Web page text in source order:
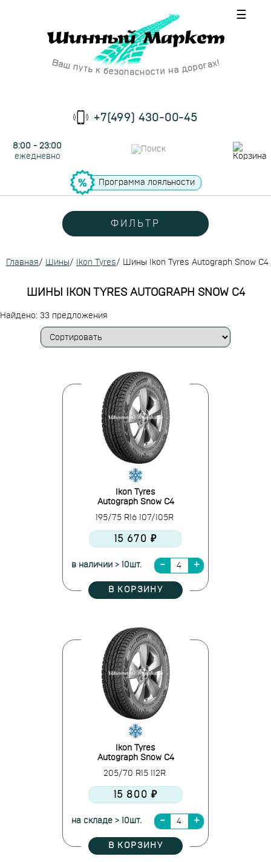
☰
+7(499) 430-00-45
8:00 - 23:00
ежедневно
Программа лояльности
ФИЛЬТР
Главная/ Шины/ Ikon Tyres/ Шины Ikon Tyres Autograph Snow C4
ШИНЫ IKON TYRES AUTOGRAPH SNOW C4
Найдено: 33 предложения
Ikon Tyres
Autograph Snow C4
195/75 R16 107/105R
15 670 ₽
в наличии > 10шт.
В КОРЗИНУ
Ikon Tyres
Autograph Snow C4
205/70 R15 112R
15 800 ₽
на складе > 10шт.
В КОРЗИНУ